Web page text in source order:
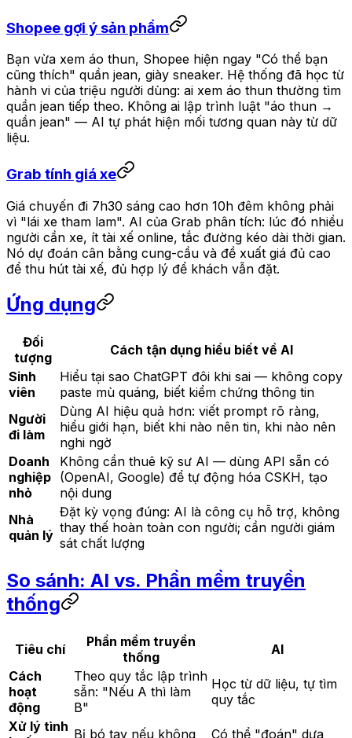
Shopee gợi ý sản phẩm
Bạn vừa xem áo thun, Shopee hiện ngay "Có thể bạn
cũng thích" quần jean, giày sneaker. Hệ thống đã học từ
hành vi của triệu người dùng: ai xem áo thun thường tìm
quần jean tiếp theo. Không ai lập trình luật "áo thun →
quần jean" — AI tự phát hiện mối tương quan này từ dữ
liệu.
Grab tính giá xe
Giá chuyến đi 7h30 sáng cao hơn 10h đêm không phải
vì "lái xe tham lam". AI của Grab phân tích: lúc đó nhiều
người cần xe, ít tài xế online, tắc đường kéo dài thời gian.
Nó dự đoán cân bằng cung-cầu và đề xuất giá đủ cao
để thu hút tài xế, đủ hợp lý để khách vẫn đặt.
Ứng dụng
Đối
tượng
Cách tận dụng hiểu biết về AI
Sinh
viên
Hiểu tại sao ChatGPT đôi khi sai — không copy
paste mù quáng, biết kiểm chứng thông tin
Người
đi làm
Dùng AI hiệu quả hơn: viết prompt rõ ràng,
hiểu giới hạn, biết khi nào nên tin, khi nào nên
nghi ngờ
Doanh
nghiệp
nhỏ
Không cần thuê kỹ sư AI — dùng API sẵn có
(OpenAI, Google) để tự động hóa CSKH, tạo
nội dung
Nhà
quản lý
Đặt kỳ vọng đúng: AI là công cụ hỗ trợ, không
thay thế hoàn toàn con người; cần người giám
sát chất lượng
So sánh: AI vs. Phần mềm truyền
thống
Tiêu chí
Phần mềm truyền
thống
AI
Cách
hoạt
động
Theo quy tắc lập trình
sẵn: "Nếu A thì làm
B"
Học từ dữ liệu, tự tìm
quy tắc
Xử lý tình Bị bó tay nếu không
Có thể "đoán" dựa